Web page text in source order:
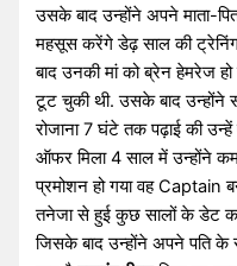
उसके बाद उन्होंने अपने माता-
महसूस करेंगे डेढ़ साल की ट्रेनिंग
बाद उनकी मां को ब्रेन हेमरेज
टूट चुकी थी. उसके बाद
रोजाना 7 घंटे तक पढ़ाई की
ऑफर मिला 4 साल में उन्होंने
प्रमोशन हो गया वह Captain
तनेजा से हुई कुछ सालों के डेट
जिसके बाद उन्होंने अपने पति